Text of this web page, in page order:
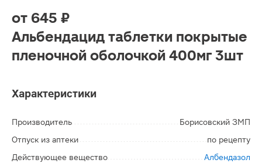
от 645 ₽
Альбендацид таблетки покрытые
пленочной оболочкой 400мг 3шт
Характеристики
Производитель
Борисовский ЗМП
Отпуск из аптеки
по рецепту
Действующее вещество
Албендазол